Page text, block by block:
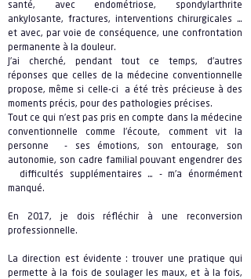
santé, avec endométriose, spondylarthrite
ankylosante, fractures, interventions chirurgicales …
et avec, par voie de conséquence, une confrontation
permanente à la douleur.
J’ai cherché, pendant tout ce temps, d’autres
réponses que celles de la médecine conventionnelle
propose, même si celle-ci a été très précieuse à des
moments précis, pour des pathologies précises.
Tout ce qui n’est pas pris en compte dans la médecine
conventionnelle comme l’écoute, comment vit la
personne - ses émotions, son entourage, son
autonomie, son cadre familial pouvant engendrer des
difficultés supplémentaires … - m’a énormément
manqué.
En 2017, je dois réfléchir à une reconversion
professionnelle.
La direction est évidente : trouver une pratique qui
permette à la fois de soulager les maux, et à la fois,